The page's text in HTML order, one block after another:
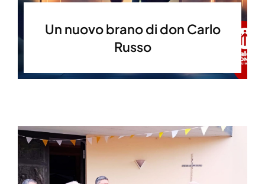
Un nuovo brano di don Carlo
Russo